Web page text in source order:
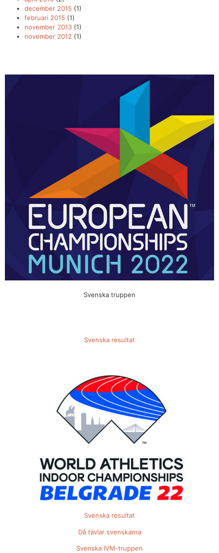
december 2015 (1)
februari 2015 (1)
november 2013 (1)
november 2012 (1)
Svenska truppen
Svenska resultat
Svenska resultat
Då tävlar svenskarna
Svenska IVM-truppen